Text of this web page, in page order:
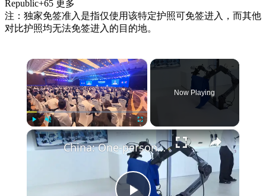
Republic+65 更多
注：独家免签准入是指仅使用该特定护照可免签进入，而其他
对比护照均无法免签进入的目的地。
×
Play Unmute Fullscreen
Now Playing
×
China: One-person companies, embodied intelligence in spotlight at 2026 Global Digital Economy Conference.